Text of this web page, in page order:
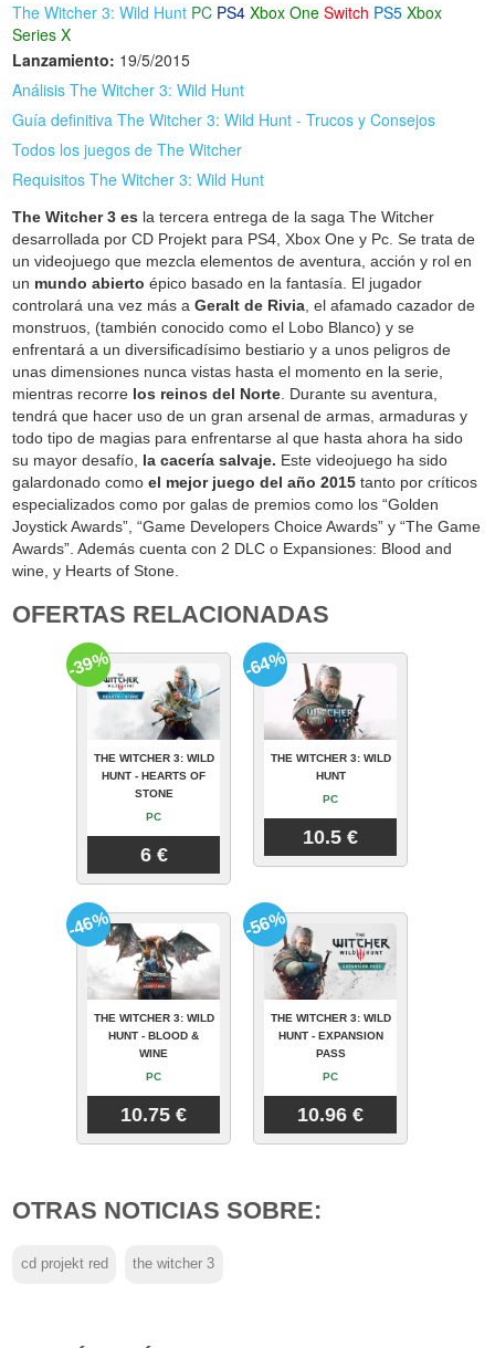
The Witcher 3: Wild Hunt PC PS4 Xbox One Switch PS5 Xbox
Series X
Lanzamiento: 19/5/2015
Análisis The Witcher 3: Wild Hunt
Guía definitiva The Witcher 3: Wild Hunt - Trucos y Consejos
Todos los juegos de The Witcher
Requisitos The Witcher 3: Wild Hunt
The Witcher 3 es la tercera entrega de la saga The Witcher
desarrollada por CD Projekt para PS4, Xbox One y Pc. Se trata de
un videojuego que mezcla elementos de aventura, acción y rol en
un mundo abierto épico basado en la fantasía. El jugador
controlará una vez más aGeralt de Rivia, el afamado cazador de
monstruos, (también conocido como el Lobo Blanco) y se
enfrentará a un diversificadísimo bestiario y a unos peligros de
unas dimensiones nunca vistas hasta el momento en la serie,
mientras recorre los reinos del Norte. Durante su aventura,
tendrá que hacer uso de un gran arsenal de armas, armaduras y
todo tipo de magias para enfrentarse al que hasta ahora ha sido
su mayor desafío, la cacería salvaje. Este videojuego ha sido
galardonado comoel mejor juego del año 2015 tanto por críticos
especializados como por galas de premios como los “Golden
Joystick Awards”, “Game Developers Choice Awards” y “The Game
Awards”. Además cuenta con 2 DLC o Expansiones: Blood and
wine, y Hearts of Stone.
OFERTAS RELACIONADAS
THE WITCHER 3: WILD
HUNT - HEARTS OF
STONE
PC
6 €
-39%
THE WITCHER 3: WILD
HUNT
PC
10.5 €
-64%
THE WITCHER 3: WILD
HUNT - BLOOD &
WINE
PC
10.75 €
-46%
THE WITCHER 3: WILD
HUNT - EXPANSION
PASS
PC
10.96 €
-56%
OTRAS NOTICIAS SOBRE:
cd projekt red the witcher 3